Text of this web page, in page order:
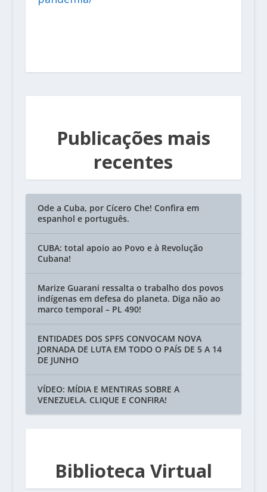
Publicações mais
recentes
Ode a Cuba, por Cícero Che! Confira em
espanhol e português.
CUBA: total apoio ao Povo e à Revolução
Cubana!
Marize Guarani ressalta o trabalho dos povos
indígenas em defesa do planeta. Diga não ao
marco temporal – PL 490!
ENTIDADES DOS SPFS CONVOCAM NOVA
JORNADA DE LUTA EM TODO O PAÍS DE 5 A 14
DE JUNHO
VÍDEO: MÍDIA E MENTIRAS SOBRE A
VENEZUELA. CLIQUE E CONFIRA!
Biblioteca Virtual